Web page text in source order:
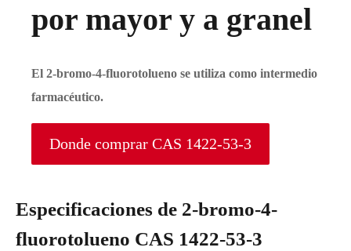
por mayor y a granel
El 2-bromo-4-fluorotolueno se utiliza como intermedio
farmacéutico.
Donde comprar CAS 1422-53-3
Especificaciones de 2-bromo-4-
fluorotolueno CAS 1422-53-3